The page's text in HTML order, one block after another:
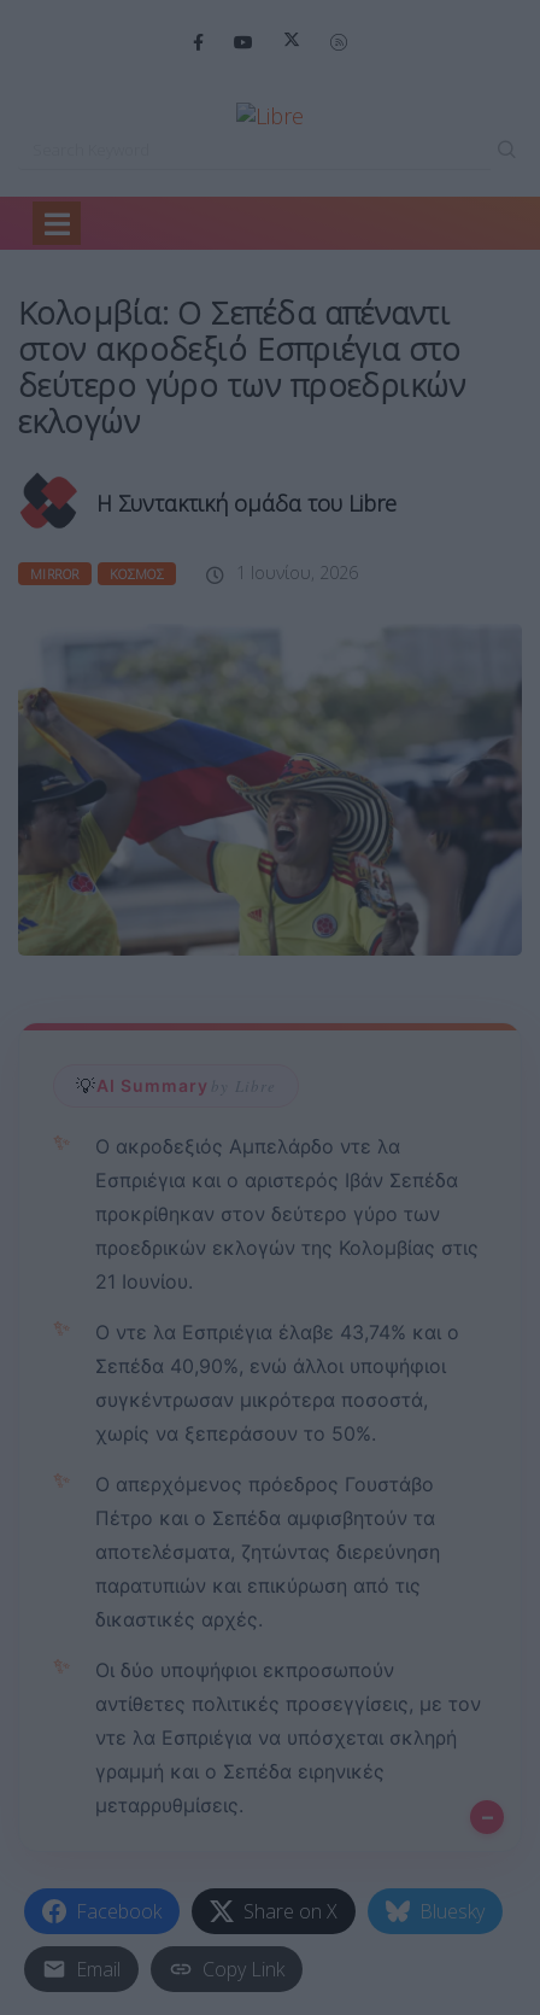
Home
Κολομβία: Ο Σεπέδα απέναντι
στον ακροδεξιό Εσπριέγια στο
δεύτερο γύρο των προεδρικών
εκλογών
Η Συντακτική ομάδα του Libre
MIRROR ΚΌΣΜΟΣ 1 Ιουνίου, 2026
💡AI Summary by Libre
✨
Ο ακροδεξιός Αμπελάρδο ντε λα
Εσπριέγια και ο αριστερός Ιβάν Σεπέδα
προκρίθηκαν στον δεύτερο γύρο των
προεδρικών εκλογών της Κολομβίας στις
21 Ιουνίου.
✨
Ο ντε λα Εσπριέγια έλαβε 43,74% και ο
Σεπέδα 40,90%, ενώ άλλοι υποψήφιοι
συγκέντρωσαν μικρότερα ποσοστά,
χωρίς να ξεπεράσουν το 50%.
✨
Ο απερχόμενος πρόεδρος Γουστάβο
Πέτρο και ο Σεπέδα αμφισβητούν τα
αποτελέσματα, ζητώντας διερεύνηση
παρατυπιών και επικύρωση από τις
δικαστικές αρχές.
✨
Οι δύο υποψήφιοι εκπροσωπούν
αντίθετες πολιτικές προσεγγίσεις, με τον
ντε λα Εσπριέγια να υπόσχεται σκληρή
γραμμή και ο Σεπέδα ειρηνικές
μεταρρυθμίσεις.
–
Facebook Share on X Bluesky
Email Copy Link